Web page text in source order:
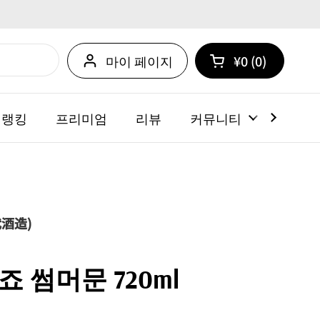
마이 페이지 카트 열기
쇼핑 카트 총계:
¥0 0
카트 내에 제품
킹 프리미엄 리뷰 커뮤니티
造)
썸머문 720ml